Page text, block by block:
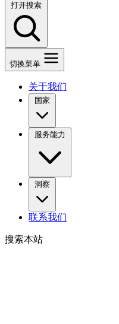
打开搜索
切换菜单
关于我们
国家
服务能力
洞察
联系我们
搜索本站